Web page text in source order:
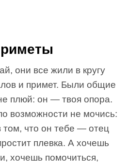
они все жили в кругу
и примет. Были общие
плюй: он — твоя опора.
возможности не мочись:
том, что он тебе — отец
плевка. А хочешь
хочешь помочиться,